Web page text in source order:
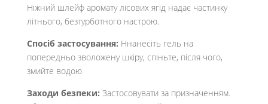
Ніжний шлейф аромату лісових ягід надає частинку
літнього, безтурботного настрою.
Спосіб застосування: Ннанесіть гель на
попередньо зволожену шкіру, спіньте, після чого,
змийте водою
Заходи безпеки: Застосовувати за призначенням.